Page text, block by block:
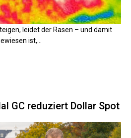
leidet der Rasen – und damit
ist,...
GC reduziert Dollar Spot